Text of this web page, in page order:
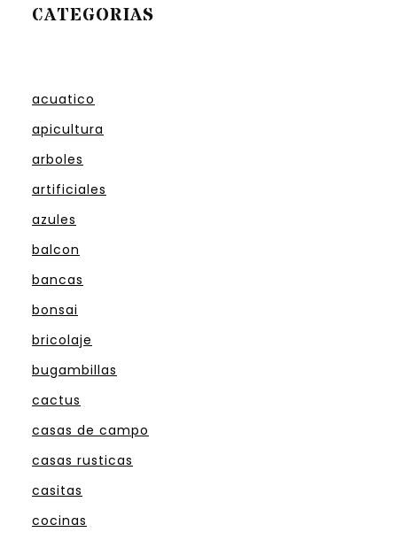
CATEGORIAS
acuatico
apicultura
arboles
artificiales
azules
balcon
bancas
bonsai
bricolaje
bugambillas
cactus
casas de campo
casas rusticas
casitas
cocinas